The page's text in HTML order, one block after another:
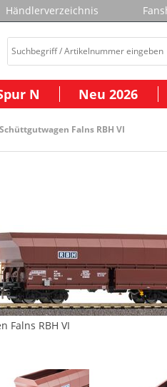
Händlerverzeichnis
N Neu 2026
Falns RBH VI
Falns RBH VI